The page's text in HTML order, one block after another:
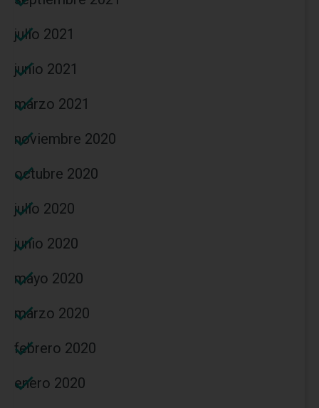
julio 2021
junio 2021
marzo 2021
noviembre 2020
octubre 2020
julio 2020
junio 2020
mayo 2020
marzo 2020
febrero 2020
enero 2020